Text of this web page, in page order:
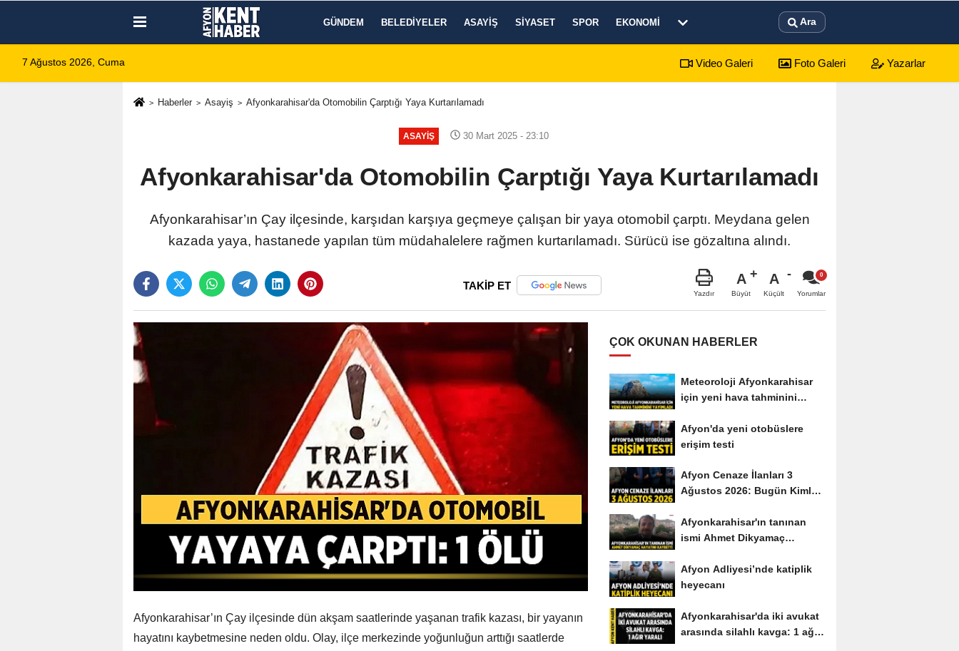
GÜNDEM BELEDIYELER ASAYIŞ SIYASET SPOR EKONOMI Ara
7 Ağustos 2026, Cuma Video Galeri Foto Galeri Yazarlar
Haberler Asayiş Afyonkarahisar'da Otomobilin Çarptığı Yaya Kurtarılamadı
ASAYIŞ 30 Mart 2025 - 23:10
Afyonkarahisar'da Otomobilin Çarptığı Yaya Kurtarılamadı
Afyonkarahisar’ın Çay ilçesinde, karşıdan karşıya geçmeye çalışan bir yaya otomobil çarptı. Meydana gelen
kazada yaya, hastanede yapılan tüm müdahalelere rağmen kurtarılamadı. Sürücü ise gözaltına alındı.
TAKİP ET
Yazdır
A
Büyüt
A
Küçült Yorumlar
Afyonkarahisar’ın Çay ilçesinde dün akşam saatlerinde yaşanan trafik kazası, bir yayanın
hayatını kaybetmesine neden oldu. Olay, ilçe merkezinde yoğunluğun arttığı saatlerde
ÇOK OKUNAN HABERLER
Meteoroloji Afyonkarahisar
için yeni hava tahminini
Afyon'da yeni otobüslere
erişim testi
Afyon Cenaze İlanları 3
Ağustos 2026: Bugün Kimler
Afyonkarahisar'ın tanınan
ismi Ahmet Dikyamaç
Afyon Adliyesi’nde katiplik
heyecanı
Afyonkarahisar'da iki avukat
arasında silahlı kavga: 1 ağır